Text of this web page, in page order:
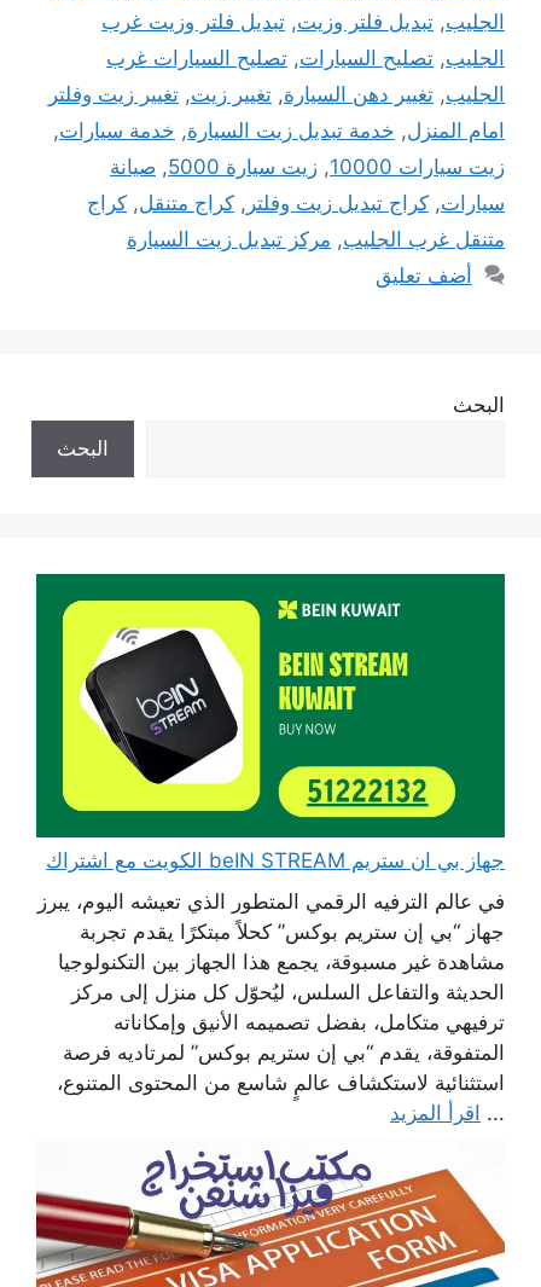
الجليب, تبديل فلتر وزيت, تبديل فلتر وزيت غرب
الجليب, تصليح السيارات, تصليح السيارات غرب
الجليب, تغيير دهن السيارة, تغيير زيت, تغيير زيت وفلتر
امام المنزل, خدمة تبديل زيت السيارة, خدمة سيارات,
زيت سيارات 10000
, زيت سيارة 5000 , صيانة
سيارات, كراج تبديل زيت وفلتر , كراج متنقل, كراج
متنقل غرب الجليب, مركز تبديل زيت السيارة
أضف تعليق
البحث
البحث
جهاز بي ان ستريم beIN STREAM الكويت مع اشتراك
في عالم الترفيه الرقمي المتطور الذي تعيشه اليوم، يبرز
جهاز “بي إن ستريم بوكس” كحلاً مبتكرًا يقدم تجربة
مشاهدة غير مسبوقة، يجمع هذا الجهاز بين التكنولوجيا
الحديثة والتفاعل السلس، ليُحوّل كل منزل إلى مركز
ترفيهي متكامل، بفضل تصميمه الأنيق وإمكاناته
المتفوقة، يقدم “بي إن ستريم بوكس” لمرتاديه فرصة
استثنائية لاستكشاف عالمٍ شاسع من المحتوى المتنوع،
... اقرأ المزيد